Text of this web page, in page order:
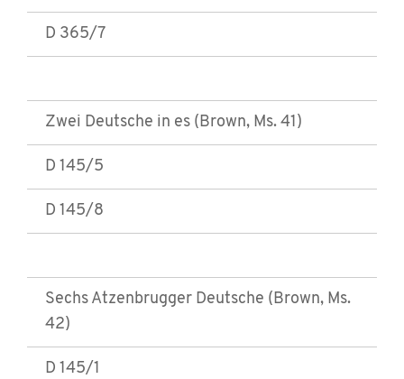
D 365/7
Zwei Deutsche in es (Brown, Ms. 41)
D 145/5
D 145/8
Sechs Atzenbrugger Deutsche (Brown, Ms.
42)
D 145/1